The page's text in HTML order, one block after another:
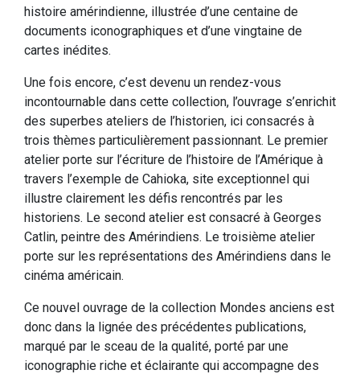
histoire amérindienne, illustrée d’une centaine de
documents iconographiques et d’une vingtaine de
cartes inédites.
Une fois encore, c’est devenu un rendez-vous
incontournable dans cette collection, l’ouvrage s’enrichit
des superbes ateliers de l’historien, ici consacrés à
trois thèmes particulièrement passionnant. Le premier
atelier porte sur l’écriture de l’histoire de l’Amérique à
travers l’exemple de Cahioka, site exceptionnel qui
illustre clairement les défis rencontrés par les
historiens. Le second atelier est consacré à Georges
Catlin, peintre des Amérindiens. Le troisième atelier
porte sur les représentations des Amérindiens dans le
cinéma américain.
Ce nouvel ouvrage de la collection Mondes anciens est
donc dans la lignée des précédentes publications,
marqué par le sceau de la qualité, porté par une
iconographie riche et éclairante qui accompagne des